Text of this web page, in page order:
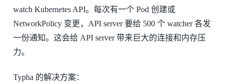
watch Kubernetes API。每次有一个 Pod 创建或
NetworkPolicy 变更，API server 要给 500 个 watcher 各发
一份通知。这会给 API server 带来巨大的连接和内存压
力。
Typha 的解决方案：